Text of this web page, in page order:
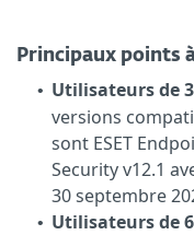
Principaux points
• Utilisateurs de
versions
sont ESET
Security v12.1
30 septembre
• Utilisateurs de